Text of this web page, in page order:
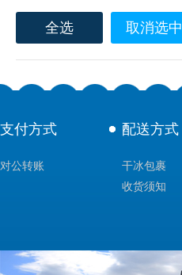
全选 取消选中
支付方式
对公转账
配送方式
干冰包裹
收货须知